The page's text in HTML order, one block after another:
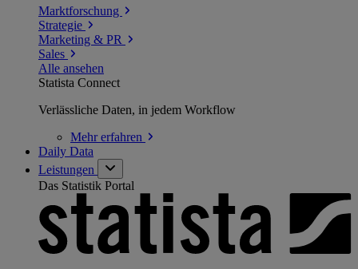
Marktforschung
Strategie
Marketing & PR
Sales
Alle ansehen
Statista Connect
Verlässliche Daten, in jedem Workflow
Mehrerfahren
Daily Data
Leistungen
Das Statistik Portal